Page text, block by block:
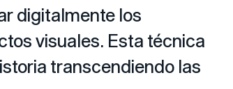
digitalmente los
visuales. Esta técnica
transcendiendo las